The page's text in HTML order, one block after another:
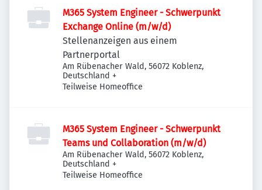
M365 System Engineer - Schwerpunkt
Exchange Online (m/w/d)
Stellenanzeigen aus einem
Partnerportal
Am Rübenacher Wald, 56072 Koblenz,
Deutschland +
Teilweise Homeoffice
M365 System Engineer - Schwerpunkt
Teams und Collaboration (m/w/d)
Am Rübenacher Wald, 56072 Koblenz,
Deutschland +
Teilweise Homeoffice